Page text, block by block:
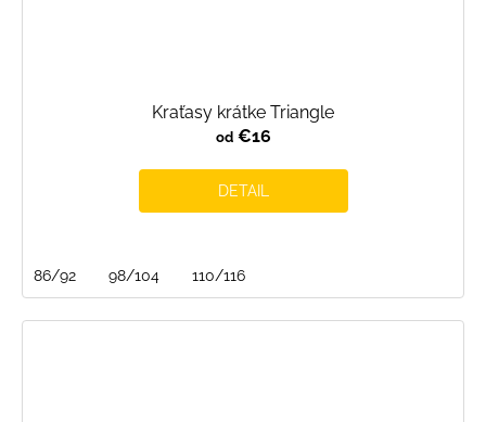
Kraťasy krátke Triangle
od€16
DETAIL
86/92 98/104 110/116